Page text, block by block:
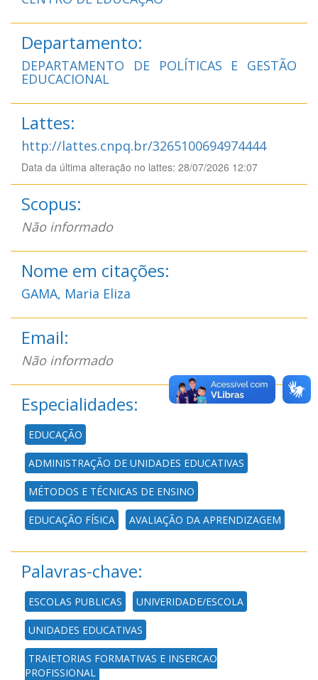
Departamento:
DEPARTAMENTO DE POLÍTICAS E GESTÃO
EDUCACIONAL
Lattes:
http://lattes.cnpq.br/3265100694974444
Data da última alteração no lattes: 28/07/2026 12:07
Scopus:
Não informado
Nome em citações:
GAMA, Maria Eliza
Email:
Não informado
Especialidades:
EDUCAÇÃO
ADMINISTRAÇÃO DE UNIDADES EDUCATIVAS
MÉTODOS E TÉCNICAS DE ENSINO
EDUCAÇÃO FÍSICA AVALIAÇÃO DA APRENDIZAGEM
Palavras-chave:
ESCOLAS PUBLICAS UNIVERIDADE/ESCOLA
UNIDADES EDUCATIVAS
TRAJETORIAS FORMATIVAS E INSERCAO
PROFISSIONAL